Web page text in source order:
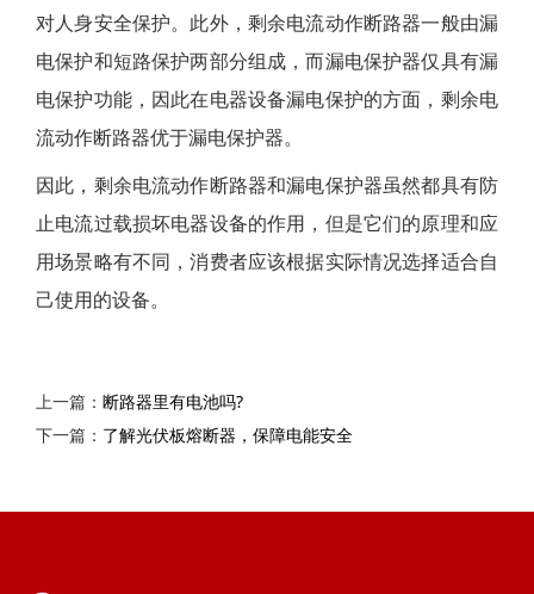
对人身安全保护。此外，剩余电流动作断路器一般由漏
电保护和短路保护两部分组成，而漏电保护器仅具有漏
电保护功能，因此在电器设备漏电保护的方面，剩余电
流动作断路器优于漏电保护器。
因此，剩余电流动作断路器和漏电保护器虽然都具有防
止电流过载损坏电器设备的作用，但是它们的原理和应
用场景略有不同，消费者应该根据实际情况选择适合自
己使用的设备。
上一篇： 断路器里有电池吗?
下一篇： 了解光伏板熔断器，保障电能安全